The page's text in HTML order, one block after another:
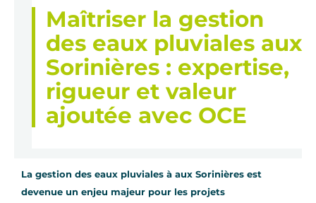
Maîtriser la gestion
des eaux pluviales aux
Sorinières : expertise,
rigueur et valeur
ajoutée avec OCE
La gestion des eaux pluviales à aux Sorinières est
devenue un enjeu majeur pour les projets